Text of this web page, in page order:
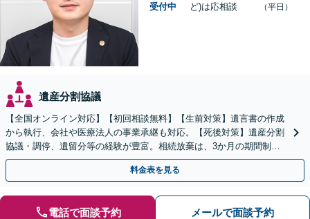
受付中
ど)は応相談
（平日）
遺産分割協議
【全国オンライン対応】【初回相談無料】【生前対策】遺言書の作成
から執行、会社や医療法人の事業承継も対応。【死後対策】遺産分割
協議・調停、遺留分等の経験が豊富。相続放棄は、3か月の期間制限
があるため、お早めにご相談ください。【無料駐車場あり】
料金表を見る
電話で面談予約 メールで面談予約